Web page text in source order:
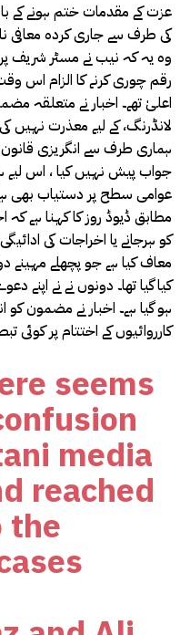
عزت کے مقدمات ختم ہونے کے
کی طرف سے جاری کردہ معافی
وہ یہ کہ نیب نے مسٹر شریف
رقم چوری کرنے کا الزام اس
اعلیٰ تھے۔ اخبار نے متعلقہ
لانڈرنگ، کے لیے معذرت نہیں
ہماری طرف سے انگریزی
جواب پیش نہیں کیا ، اس لیے
عوامی سطح پر دستیاب بھی
مطابق ڈیوڈ روز کا کہنا ہے
کو ہرجانے یا اخراجات کی
معاف کیا ہے جو پچھلے
کیا گیا تھا۔ دونوں نے نے
ہو گیا ہے۔ اخبار نے مضمون کو
کارروائیوں کے اختتام پر کوئی
seems
media
reached
the